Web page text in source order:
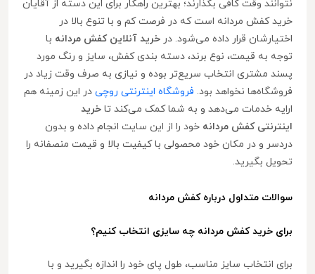
نتوانند وقت کافی بگذارند؛ بهترین راهکار برای این دسته از آقایان
خرید کفش مردانه است که در فرصت کم و با تنوع بالا در
اختیارشان قرار داده می‌شود. در خرید آنلاین کفش مردانه با
توجه به قیمت، نوع برند، دسته بندی کفش، سایز و رنگ مورد
پسند مشتری انتخاب سریع‌تر بوده و نیازی به صرف وقت زیاد در
فروشگاه‌ها نخواهد بود. فروشگاه اینترنتی روچی در این زمینه هم
ارایه خدمات می‌دهد و به شما کمک می‌کند تا خرید
اینترنتی کفش مردانه خود را از این سایت انجام داده و بدون
دردسر و در مکان خود محصولی با کیفیت بالا و قیمت منصفانه را
تحویل بگیرید.
سوالات متداول درباره کفش مردانه
برای خرید کفش مردانه چه سایزی انتخاب کنیم؟
برای انتخاب سایز مناسب، طول پای خود را اندازه بگیرید و با